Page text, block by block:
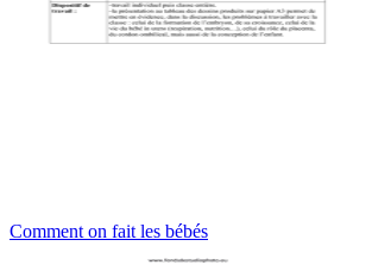
Comment on fait les bébés